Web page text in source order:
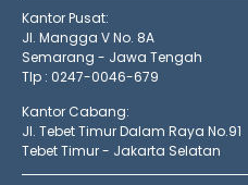
Kantor Pusat:
Jl. Mangga V No. 8A
Semarang - Jawa Tengah
Tlp : 0247-0046-679
Kantor Cabang:
Jl. Tebet Timur Dalam Raya No.91
Tebet Timur - Jakarta Selatan